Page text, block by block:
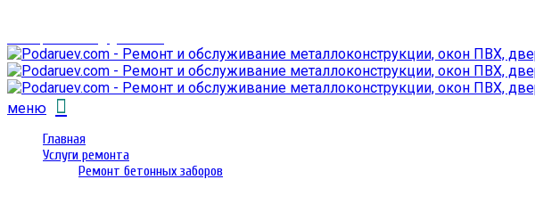
меню
Главная
Услуги ремонта
Ремонт бетонных заборов